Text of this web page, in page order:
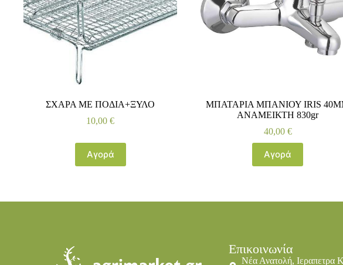
ΣΧΑΡΑ ΜΕ ΠΟΔΙΑ+ΞΥΛΟ
10,00€
Αγορά
ΜΠΑΤΑΡΙΑ ΜΠΑΝΙΟΥ IRIS
ΑΝΑΜΕΙΚΤΗ 830gr
40,00 €
Αγορά
Επικοινωνία
Νέα Ανατολή, Ιεραπετρα